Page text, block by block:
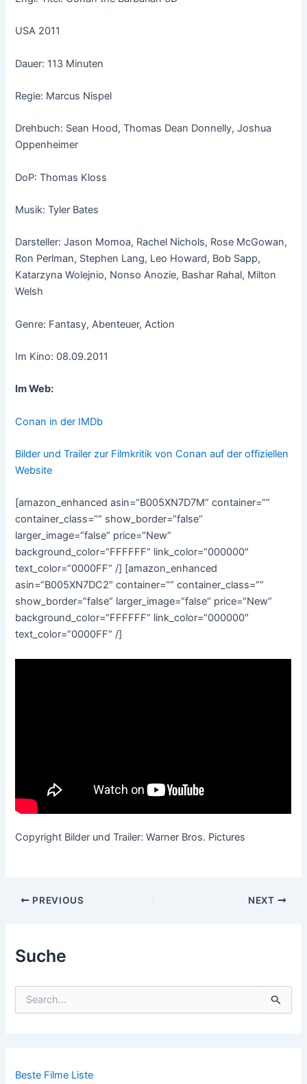
Suche
n
Beste Filme Liste
USA 2011
Dauer: 113 Minuten
Regie: Marcus Nispel
Drehbuch: Sean Hood, Thomas Dean Donnelly, Joshua
Oppenheimer
DoP: Thomas Kloss
Musik: Tyler Bates
Darsteller: Jason Momoa, Rachel Nichols, Rose McGowan,
Ron Perlman, Stephen Lang, Leo Howard, Bob Sapp,
Katarzyna Wolejnio, Nonso Anozie, Bashar Rahal, Milton
Welsh
Genre: Fantasy, Abenteuer, Action
Im Kino: 08.09.2011
Im Web:
Conan in der IMDb
Bilder und Trailer zur Filmkritik von Conan auf der offiziellen
Website
[amazon_enhanced asin=“B005XN7D7M“ container=““
container_class=““ show_border=“false“
larger_image=“false“ price=“New“
background_color=“FFFFFF“ link_color=“000000″
text_color=“0000FF“ /] [amazon_enhanced
asin=“B005XN7DC2″ container=““ container_class=““
show_border=“false“ larger_image=“false“ price=“New“
background_color=“FFFFFF“ link_color=“000000″
text_color=“0000FF“ /]
Copyright Bilder und Trailer: Warner Bros. Pictures
Post
PREVIOUS NEXT